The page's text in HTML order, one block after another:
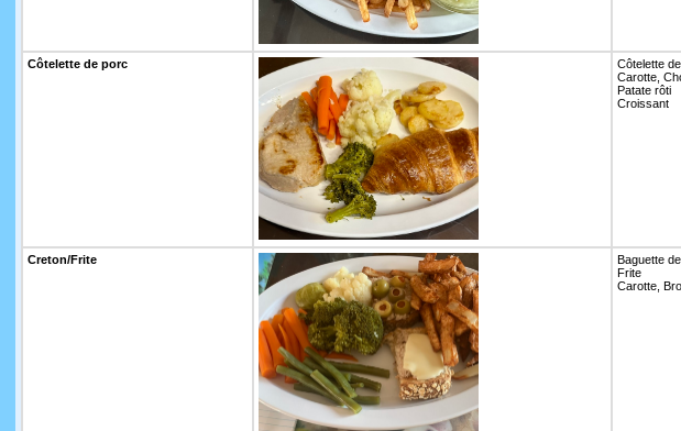
Côtelette de porc
Côtelette
Carotte,
Patate rôti
Croissant
Creton/Frite
Baguette
Frite
Carotte,